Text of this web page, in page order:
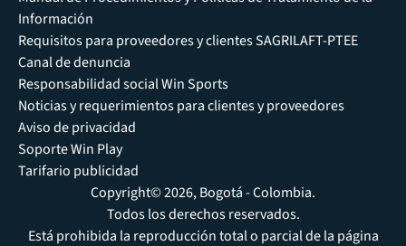
Información
Requisitos para proveedores y clientes SAGRILAFT-PTEE
Canal de denuncia
Responsabilidad social Win Sports
Noticias y requerimientos para clientes y proveedores
Aviso de privacidad
Soporte Win Play
Tarifario publicidad
Copyright© 2026, Bogotá - Colombia.
Todos los derechos reservados.
Está prohibida la reproducción total o parcial de la página